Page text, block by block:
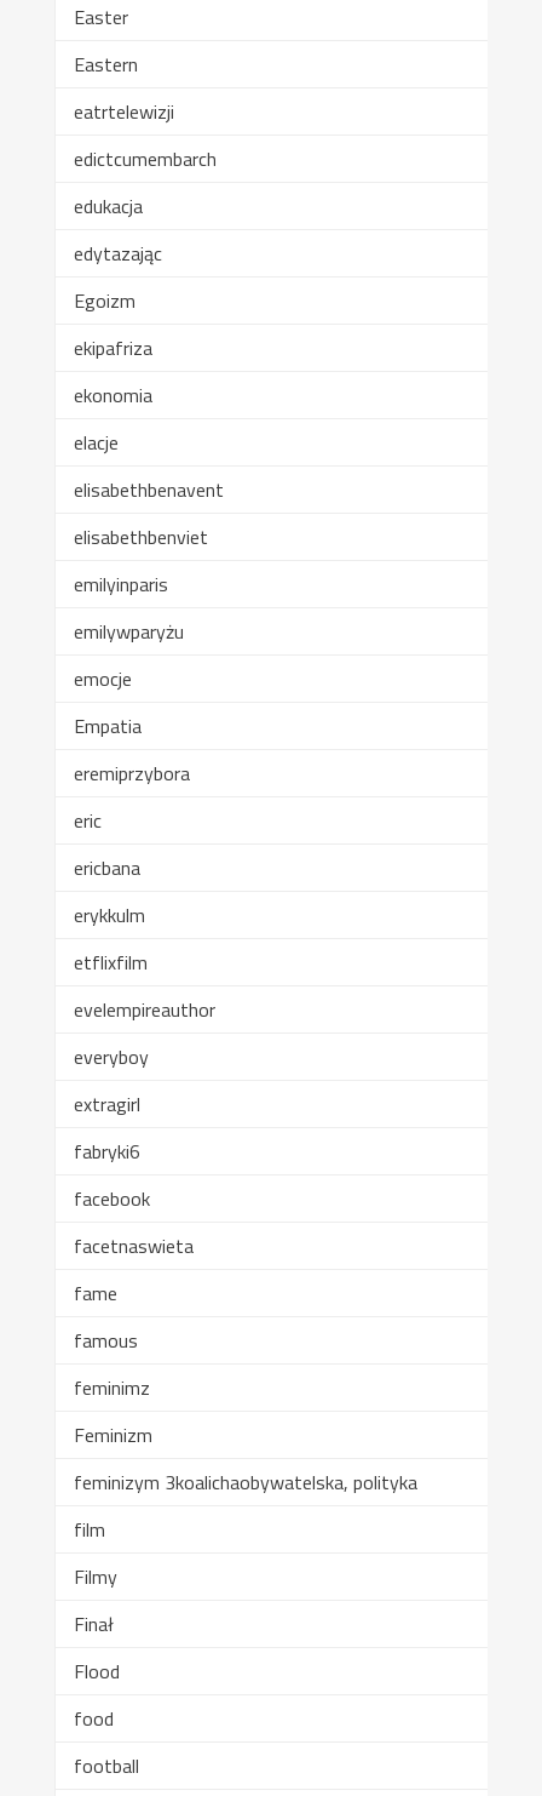
Easter
Eastern
eatrtelewizji
edictcumembarch
edukacja
edytazając
Egoizm
ekipafriza
ekonomia
elacje
elisabethbenavent
elisabethbenviet
emilyinparis
emilywparyżu
emocje
Empatia
eremiprzybora
eric
ericbana
erykkulm
etflixfilm
evelempireauthor
everyboy
extragirl
fabryki6
facebook
facetnaswieta
fame
famous
feminimz
Feminizm
feminizym 3koalichaobywatelska, polityka
film
Filmy
Finał
Flood
food
football